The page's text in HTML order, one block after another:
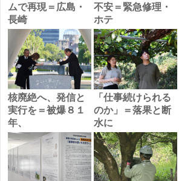
ムで再現＝広島・
長崎
不安＝緊急修理・
ホテ
核廃絶へ、発信と
実行を＝被爆８１
年、
「仕事続けられる
のか」＝落果と断
水に